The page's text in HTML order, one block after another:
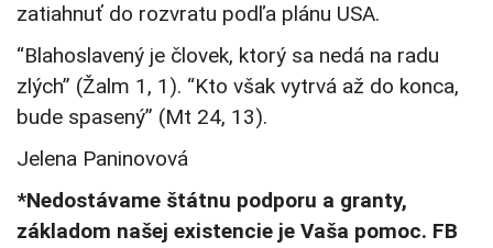
zatiahnuť do rozvratu podľa plánu USA.
“Blahoslavený je človek, ktorý sa nedá na radu
zlých” (Žalm 1, 1). “Kto však vytrvá až do konca,
bude spasený” (Mt 24, 13).
Jelena Paninovová
*Nedostávame štátnu podporu a granty,
základom našej existencie je Vaša pomoc. FB